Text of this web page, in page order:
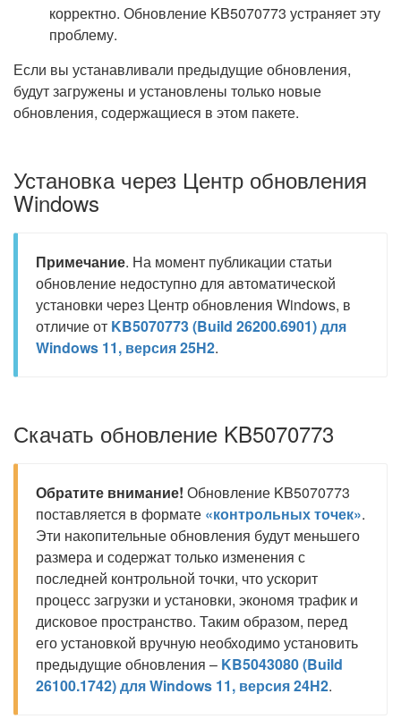
корректно. Обновление KB5070773 устраняет эту
проблему.
Если вы устанавливали предыдущие обновления,
будут загружены и установлены только новые
обновления, содержащиеся в этом пакете.
Установка через Центр обновления
Windows
Примечание. На момент публикации статьи
обновление недоступно для автоматической
установки через Центр обновления Windows, в
отличие от KB5070773 (Build 26200.6901) для
Windows 11, версия 25H2.
Скачать обновление KB5070773
Обратите внимание! Обновление KB5070773
поставляется в формате «контрольных точек».
Эти накопительные обновления будут меньшего
размера и содержат только изменения с
последней контрольной точки, что ускорит
процесс загрузки и установки, экономя трафик и
дисковое пространство. Таким образом, перед
его установкой вручную необходимо установить
предыдущие обновления – KB5043080 (Build
26100.1742) для Windows 11, версия 24H2.